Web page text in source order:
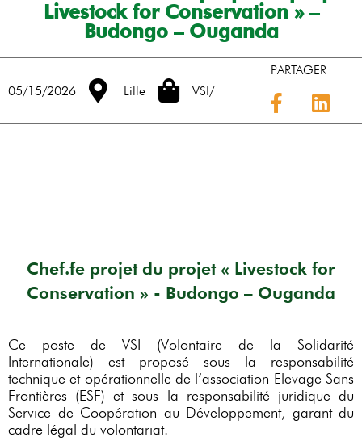
Livestock for Conservation » –
Budongo – Ouganda
05/15/2026 Lille VSI/
PARTAGER
Chef.fe projet du projet « Livestock for
Conservation » - Budongo – Ouganda
Ce poste de VSI (Volontaire de la Solidarité
Internationale) est proposé sous la responsabilité
technique et opérationnelle de l’association Elevage Sans
Frontières (ESF) et sous la responsabilité juridique du
Service de Coopération au Développement, garant du
cadre légal du volontariat.